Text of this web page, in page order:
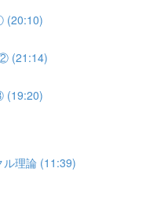
(20:10)
(21:14)
(19:20)
ル理論 (11:39)